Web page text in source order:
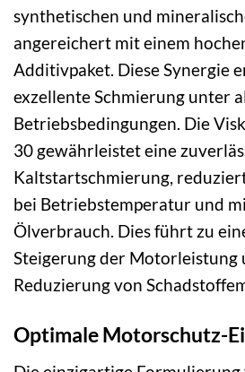
synthetischen und
angereichert mit einem
Additivpaket. Diese Synergie
exzellente Schmierung unter
Betriebsbedingungen. Die
30 gewährleistet eine
Kaltstartschmierung,
bei Betriebstemperatur und
Ölverbrauch. Dies führt zu
Steigerung der Motorleistung
Reduzierung von
Optimale Motorschutz-